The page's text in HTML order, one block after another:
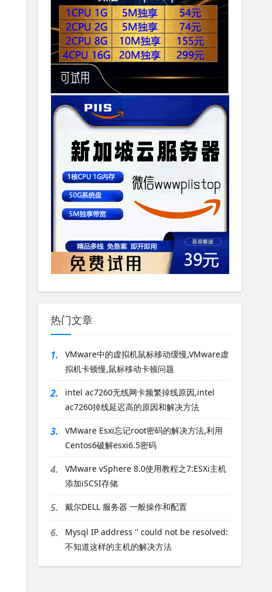
热门文章
1.
VMware中的虚拟机鼠标移动缓慢,VMware虚
拟机卡顿慢,鼠标移动卡顿问题
2.
intel ac7260无线网卡频繁掉线原因,intel
ac7260掉线延迟高的原因和解决方法
3.
VMware Esxi忘记root密码的解决方法,利用
Centos6破解esxi6.5密码
4.
VMware vSphere 8.0使用教程之7:ESXi主机
添加iSCSI存储
5. 戴尔DELL 服务器 一般操作和配置
6.
Mysql IP address '' could not be resolved:
不知道这样的主机的解决方法